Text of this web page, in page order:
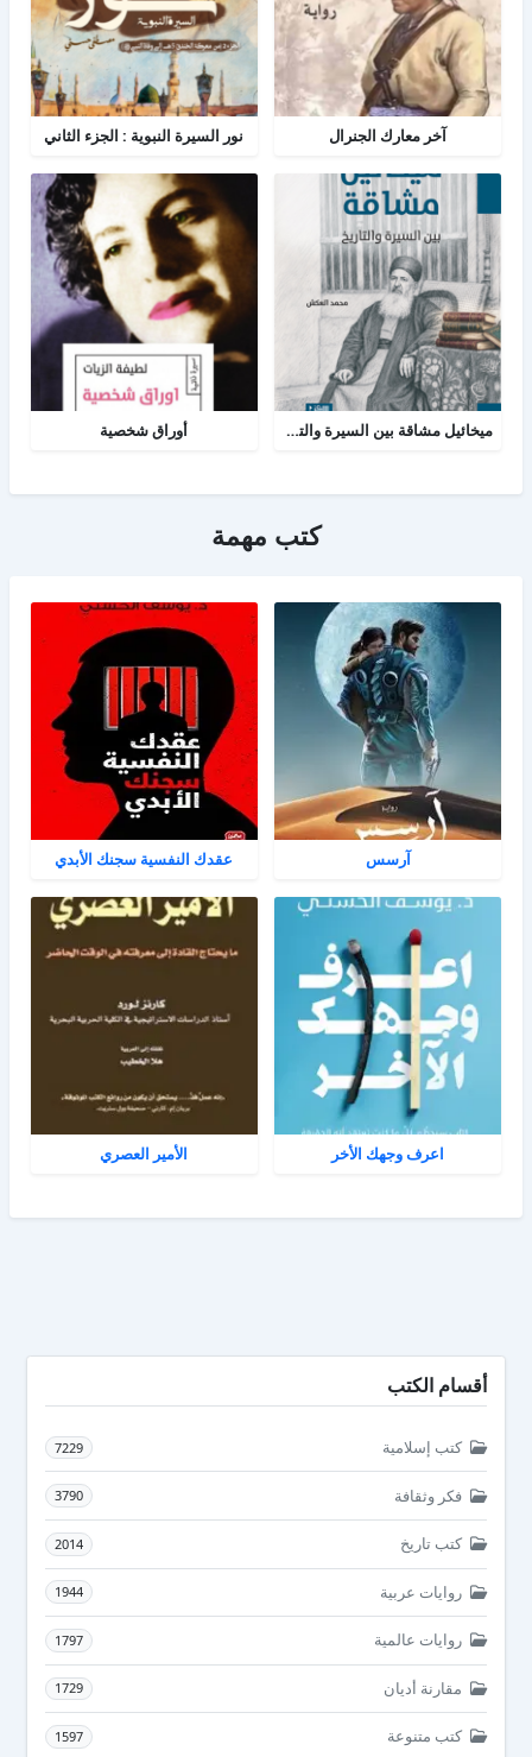
آخر معارك الجنرال نور السيرة النبوية : الجزء الثاني
ميخائيل مشاقة بين السيرة والتاريخ أوراق شخصية
كتب مهمة
آرسس عقدك النفسية سجنك الأبدي
اعرف وجهك الأخر الأمير العصري
أقسام الكتب
كتب إسلامية 7229
فكر وثقافة 3790
كتب تاريخ 2014
روايات عربية 1944
روايات عالمية 1797
مقارنة أديان 1729
كتب متنوعة 1597